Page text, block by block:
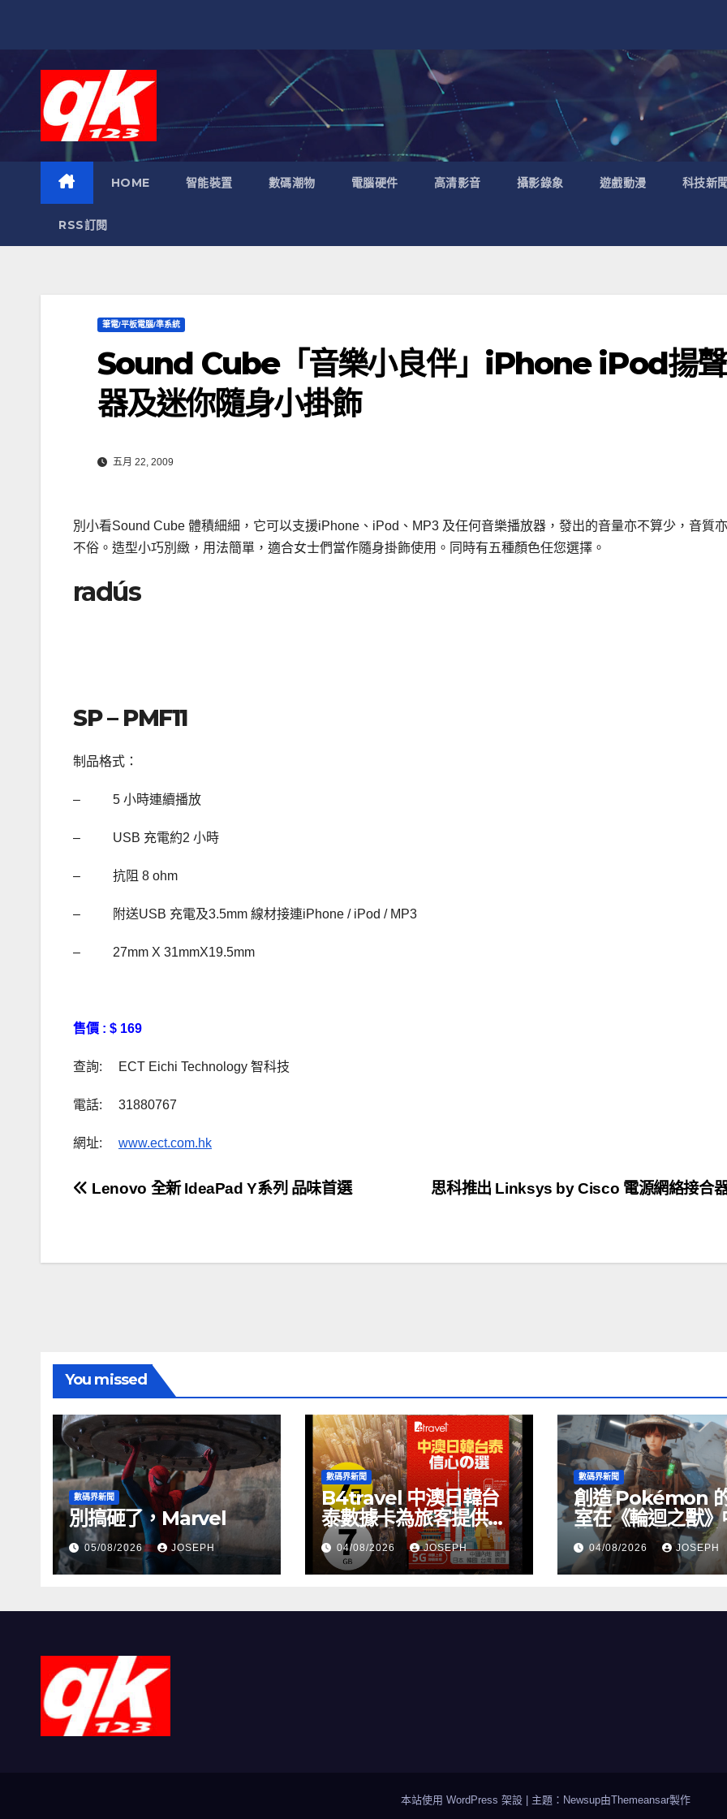
HOME 智能裝置 數碼潮物 電腦硬件 高清影音 攝影錄象 遊戲動漫 科技新
RSS訂閱
筆電/平板電腦/準系統
Sound Cube「音樂小良伴」iPhone iPod揚聲
器及迷你隨身小掛飾
五月 22, 2009
別小看Sound Cube 體積細細，它可以支援iPhone、iPod、MP3 及任何音樂播放器，發出的音量亦不算少，音質
不俗。造型小巧別緻，用法簡單，適合女士們當作隨身掛飾使用。同時有五種顏色任您選擇。
radús
SP – PMF11
制品格式：
– 5 小時連續播放
– USB 充電約2 小時
– 抗阻 8 ohm
– 附送USB 充電及3.5mm 線材接連iPhone / iPod / MP3
– 27mm X 31mmX19.5mm
售價 : $ 169
查詢: ECT Eichi Technology 智科技
電話: 31880767
網址: www.ect.com.hk
文
導
思科推出 Linksys by Cisco 電源網絡接合
Lenovo 全新 IdeaPad Y系列 品味首選
You missed
數碼界新聞
別搞砸了，Marvel
05/08/2026 JOSEPH
數碼界新聞
B4travel 中澳日韓台
泰數據卡為旅客提供無
縫網絡體驗
04/08/2026 JOSEPH
數碼界新聞
創造 Pokémon
室在《輪迴之獸》
找自我聲音的挑戰
04/08/2026 JOSEPH
本站使用 WordPress 架設 | 主題：Newsup由Themeansar製作